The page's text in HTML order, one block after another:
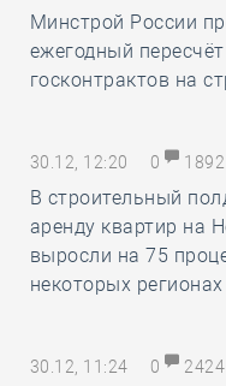
Минстрой России
ежегодный
госконтрактов на
30.12, 12:20 0
В строительный
аренду квартир на
выросли на 75
некоторых регионах
30.12, 11:24 0